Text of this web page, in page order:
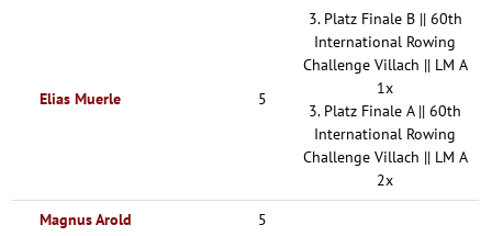
Elias Muerle 5
3. Platz Finale B || 60th
International Rowing
Challenge Villach || LM A
1x
3. Platz Finale A || 60th
International Rowing
Challenge Villach || LM A
2x
Magnus Arold
5